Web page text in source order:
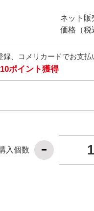
ネット販
価格（税
録、コメリカードでお支払
10ポイント獲得
入個数